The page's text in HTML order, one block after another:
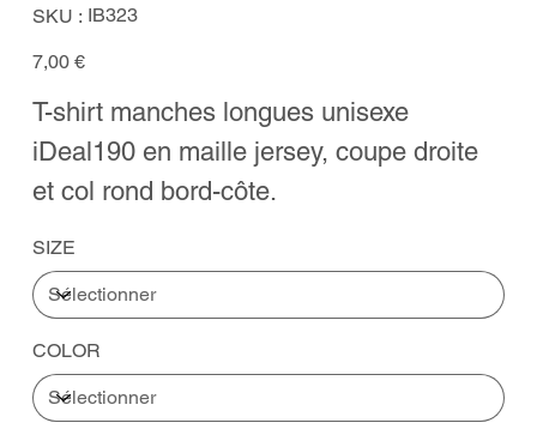
SKU : SKU
IB323
IB323
Prix
7,00 €
T-shirt manches longues unisexe
iDeal190 en maille jersey, coupe droite
et col rond bord-côte.
SIZE
COLOR